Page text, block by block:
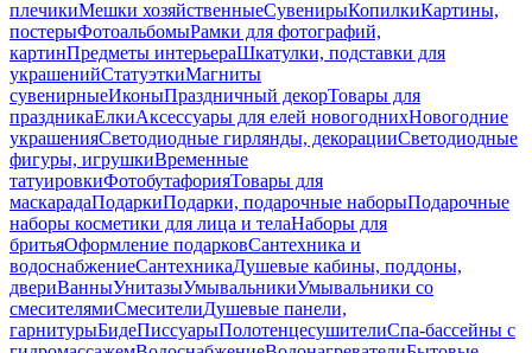
плечикиМешки хозяйственныеСувенирыКопилкиКартины,
постерыФотоальбомыРамки для фотографий,
картинПредметы интерьераШкатулки, подставки для
украшенийСтатуэткиМагниты
сувенирныеИконыПраздничный декорТовары для
праздникаЕлкиАксессуары для елей новогоднихНовогодние
украшенияСветодиодные гирлянды, декорацииСветодиодные
фигуры, игрушкиВременные
татуировкиФотобутафорияТовары для
маскарадаПодаркиПодарки, подарочные наборыПодарочные
наборы косметики для лица и телаНаборы для
бритьяОформление подарковСантехника и
водоснабжениеСантехникаДушевые кабины, поддоны,
двериВанныУнитазыУмывальникиУмывальники со
смесителямиСмесителиДушевые панели,
гарнитурыБидеПиссуарыПолотенцесушителиСпа-бассейны с